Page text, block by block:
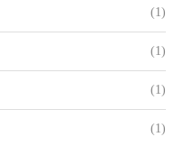
(1)
(1)
(1)
(1)